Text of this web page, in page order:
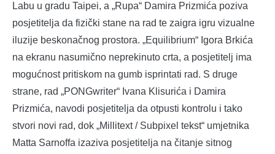
Labu u gradu Taipei, a „Rupa“ Damira Prizmića poziva
posjetitelja da fizički stane na rad te zaigra igru vizualne
iluzije beskonačnog prostora. „Equilibrium“ Igora Brkića
na ekranu nasumično neprekinuto crta, a posjetitelj ima
mogućnost pritiskom na gumb isprintati rad. S druge
strane, rad „PONGwriter“ Ivana Klisurića i Damira
Prizmića, navodi posjetitelja da otpusti kontrolu i tako
stvori novi rad, dok „Millitext / Subpixel tekst“ umjetnika
Matta Sarnoffa izaziva posjetitelja na čitanje sitnog